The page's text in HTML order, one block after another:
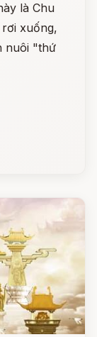
là Chu
xuống,
nuôi "thứ